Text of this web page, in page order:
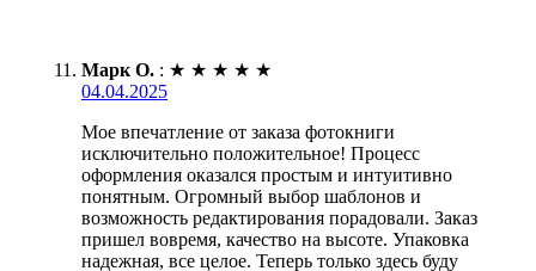
Марк О. : ★ ★ ★ ★ ★
04.04.2025
Мое впечатление от заказа фотокниги
исключительно положительное! Процесс
оформления оказался простым и интуитивно
понятным. Огромный выбор шаблонов и
возможность редактирования порадовали. Заказ
пришел вовремя, качество на высоте. Упаковка
надежная, все целое. Теперь только здесь буду